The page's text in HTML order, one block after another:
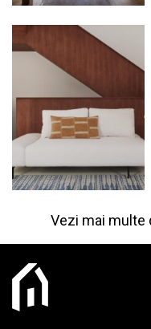
Vezi mai multe